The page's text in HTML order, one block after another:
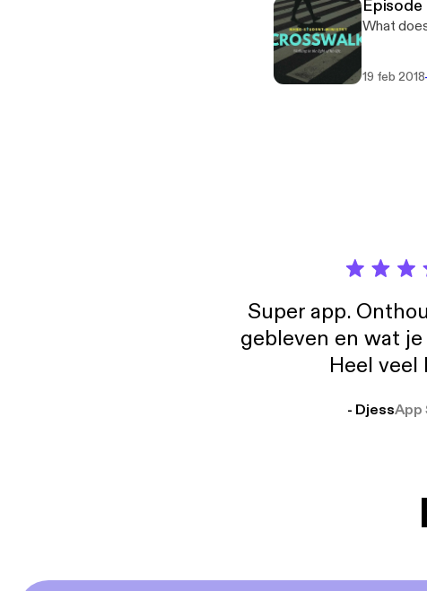
Episode
What
19 feb 2018
Super app.
gebleven en wat
Heel veel
- DjessApp